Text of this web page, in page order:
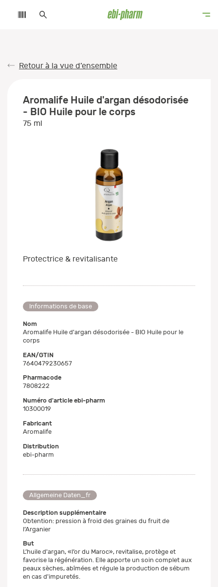
Retour à la vue d’ensemble
Aromalife Huile d'argan désodorisée
- BIO Huile pour le corps
75 ml
Protectrice & revitalisante
Informations de base
Nom
Aromalife Huile d'argan désodorisée - BIO Huile pour le
corps
EAN/GTIN
7640479230657
Pharmacode
7808222
Numéro d'article ebi-pharm
10300019
Fabricant
Aromalife
Distribution
ebi-pharm
Allgemeine Daten_fr
Description supplémentaire
Obtention: pression à froid des graines du fruit de
l’Arganier
But
L’huile d'argan, «l’or du Maroc», revitalise, protège et
favorise la régénération. Elle apporte un soin complet aux
peaux sèches, abîmées et régule la production de sébum
en cas d'impuretés.